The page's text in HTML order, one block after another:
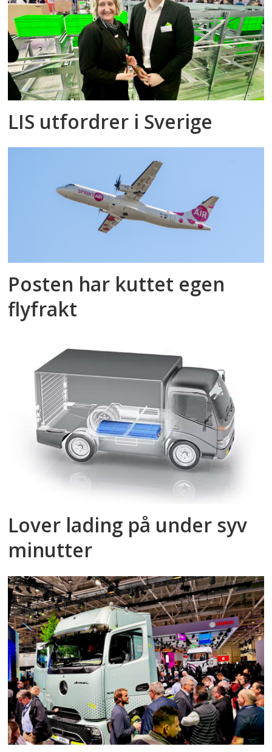
LIS utfordrer i Sverige
Posten har kuttet egen
flyfrakt
Lover lading på under syv
minutter